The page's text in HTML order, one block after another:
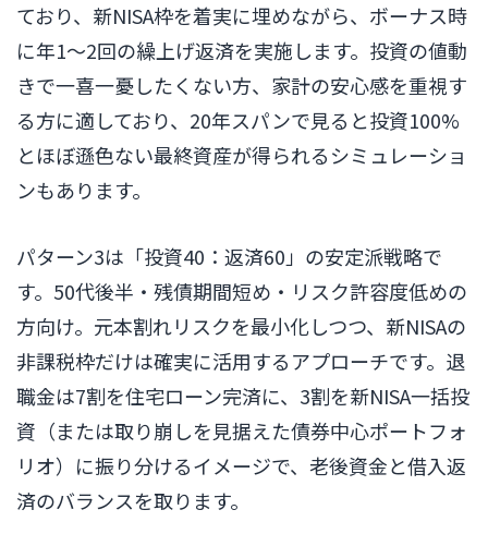
ており、新NISA枠を着実に埋めながら、ボーナス時
に年1〜2回の繰上げ返済を実施します。投資の値動
きで一喜一憂したくない方、家計の安心感を重視す
る方に適しており、20年スパンで見ると投資100%
とほぼ遜色ない最終資産が得られるシミュレーショ
ンもあります。
パターン3は「投資40：返済60」の安定派戦略で
す。50代後半・残債期間短め・リスク許容度低めの
方向け。元本割れリスクを最小化しつつ、新NISAの
非課税枠だけは確実に活用するアプローチです。退
職金は7割を住宅ローン完済に、3割を新NISA一括投
資（または取り崩しを見据えた債券中心ポートフォ
リオ）に振り分けるイメージで、老後資金と借入返
済のバランスを取ります。